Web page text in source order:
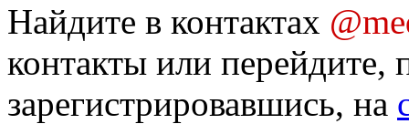
Найдите в контактах
контакты или перейдите,
зарегистрировавшись, на